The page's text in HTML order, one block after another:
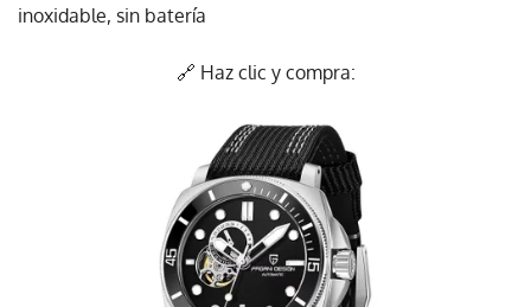
inoxidable, sin batería
🔗 Haz clic y compra: